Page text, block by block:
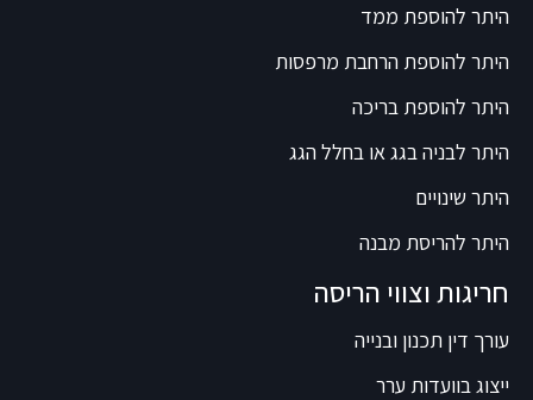
היתר להוספת ממד
היתר להוספת הרחבת מרפסות
היתר להוספת בריכה
היתר לבניה בגג או בחלל הגג
היתר שינויים
היתר להריסת מבנה
חריגות וצווי הריסה
עורך דין תכנון ובנייה
ייצוג בוועדות ערר